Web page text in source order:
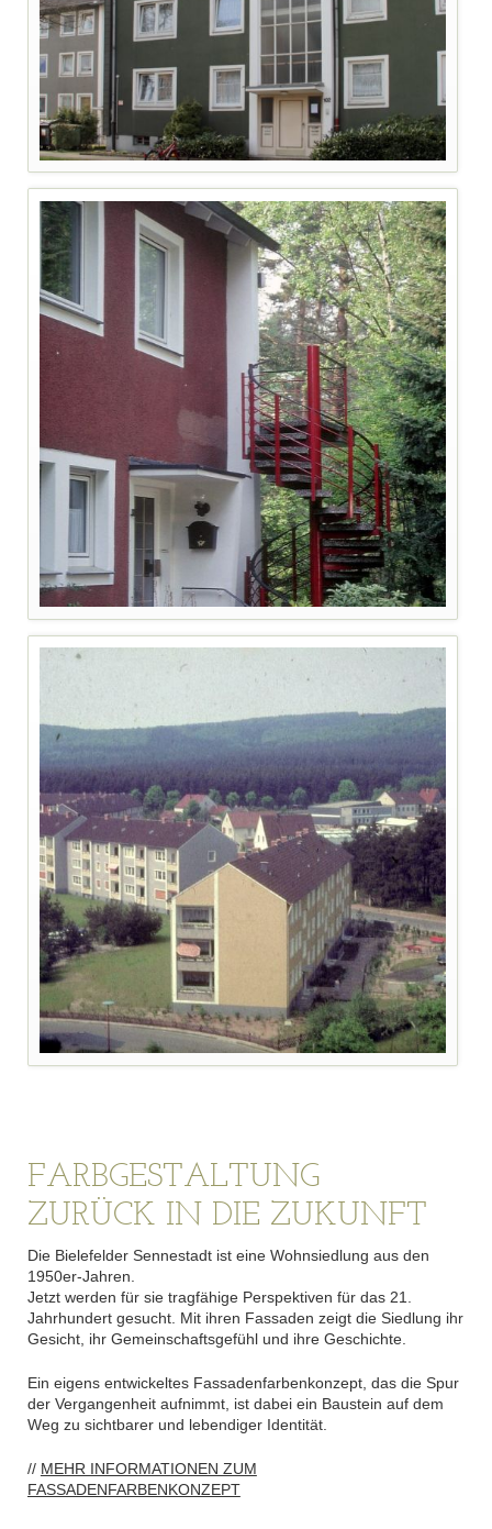
FARBGESTALTUNG
ZURÜCK IN DIE ZUKUNFT
Die Bielefelder Sennestadt ist eine Wohnsiedlung aus den
1950er-Jahren.
Jetzt werden für sie tragfähige Perspektiven für das 21.
Jahrhundert gesucht. Mit ihren Fassaden zeigt die Siedlung ihr
Gesicht, ihr Gemeinschaftsgefühl und ihre Geschichte.
Ein eigens entwickeltes Fassadenfarbenkonzept, das die Spur
der Vergangenheit aufnimmt, ist dabei ein Baustein auf dem
Weg zu sichtbarer und lebendiger Identität.
// MEHR INFORMATIONEN ZUM
FASSADENFARBENKONZEPT